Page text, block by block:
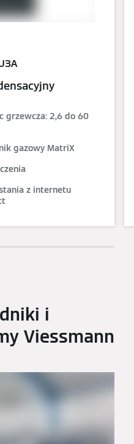
grzewcza: 2,6 do 60
gazowy MatriX
z internetu
i
Viessmann